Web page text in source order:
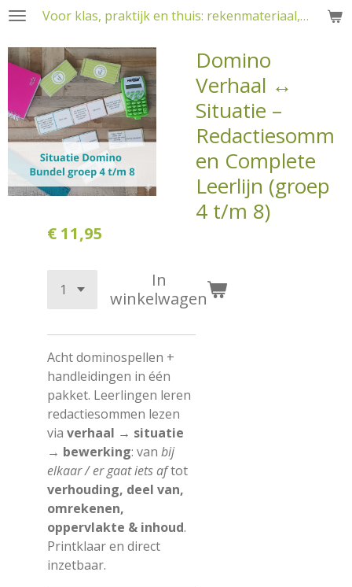
Ga
naar
hoofdinhoud
Voor klas, praktijk en thuis: rekenmateriaal, RT en training
Domino
Verhaal ↔
Situatie –
Redactiesomm
en Complete
Leerlijn (groep
4 t/m 8)
€ 11,95
In
winkelwagen
Acht dominospellen +
handleidingen in één
pakket. Leerlingen leren
redactiesommen lezen
via verhaal → situatie
→ bewerking: van bij
elkaar / er gaat iets aftot
verhouding, deel van,
omrekenen,
oppervlakte & inhoud.
Printklaar en direct
inzetbaar.